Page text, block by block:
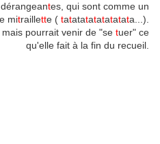
tes, qui sont comme un
mitraillette ( tatatatatatatatata...).
pourrait venir de "se tuer" ce
qu'elle fait à la fin du recueil.